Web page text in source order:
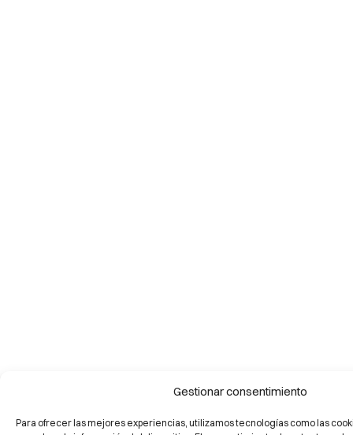
Gestionar consentimiento
Para ofrecer las mejores experiencias, utilizamos tecnologías como las